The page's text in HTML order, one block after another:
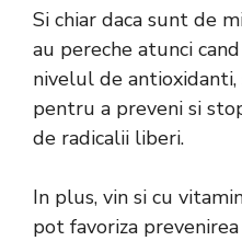
Si chiar daca sunt de
au pereche atunci
nivelul de
pentru a preveni si
de radicalii liberi.
In plus, vin si cu
pot favoriza